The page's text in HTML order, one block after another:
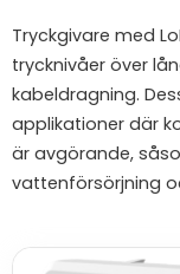
Tryckgivare med
trycknivåer över
kabeldragning.
applikationer där
är avgörande,
vattenförsörjning